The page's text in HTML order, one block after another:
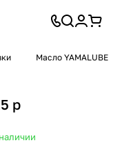
Масло YAMALUBE
p